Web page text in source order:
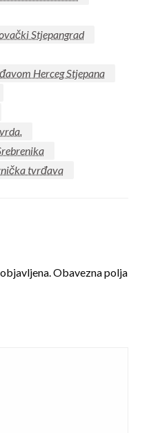
Stjepangrad
Herceg Stjepana
tvrđava
Obavezna polja